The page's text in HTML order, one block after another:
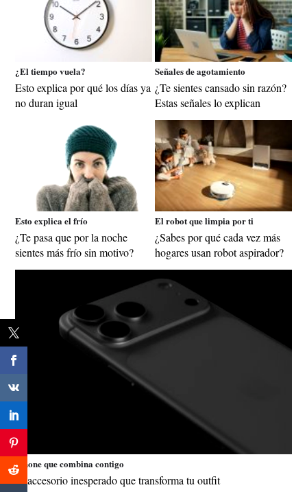
¿El tiempo vuela?
Esto explica por qué los días ya
no duran igual
Señales de agotamiento
¿Te sientes cansado sin razón?
Estas señales lo explican
Esto explica el frío
¿Te pasa que por la noche
sientes más frío sin motivo?
El robot que limpia por ti
¿Sabes por qué cada vez más
hogares usan robot aspirador?
iPhone que combina contigo
El accesorio inesperado que transforma tu outfit